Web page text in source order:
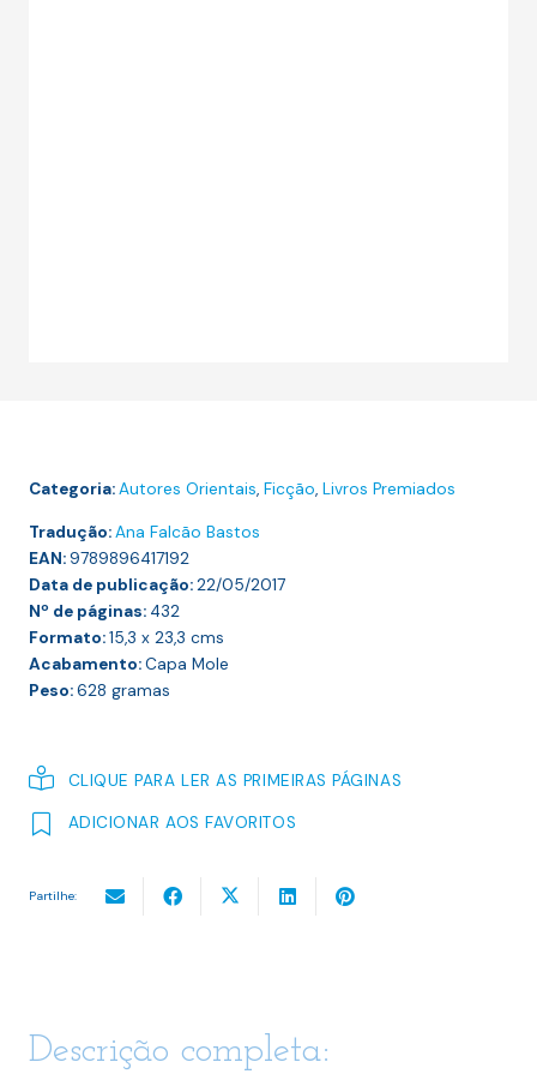
Categoria:Autores Orientais, Ficção, Livros Premiados
Tradução:Ana Falcão Bastos
EAN:9789896417192
Data de publicação:22/05/2017
Nº de páginas: 432
Formato:15,3 x 23,3 cms
Acabamento:Capa Mole
Peso:628 gramas
CLIQUE PARA LER AS PRIMEIRAS PÁGINAS
ADICIONAR AOS FAVORITOS
Partilhe:
Descrição completa: